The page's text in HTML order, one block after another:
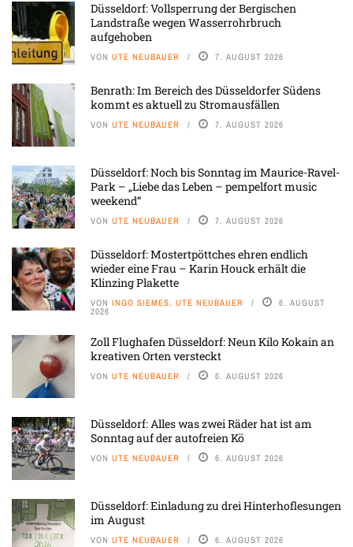
Düsseldorf: Vollsperrung der Bergischen
Landstraße wegen Wasserrohrbruch
aufgehoben
VON UTE NEUBAUER 7. AUGUST 2026
Benrath: Im Bereich des Düsseldorfer Südens
kommt es aktuell zu Stromausfällen
VON UTE NEUBAUER 7. AUGUST 2026
Düsseldorf: Noch bis Sonntag im Maurice-Ravel-
Park – „Liebe das Leben – pempelfort music
weekend“
VON UTE NEUBAUER 7. AUGUST 2026
Düsseldorf: Mostertpöttches ehren endlich
wieder eine Frau – Karin Houck erhält die
Klinzing Plakette
VON INGO SIEMES, UTE NEUBAUER 6. AUGUST
2026
Zoll Flughafen Düsseldorf: Neun Kilo Kokain an
kreativen Orten versteckt
VON UTE NEUBAUER 6. AUGUST 2026
Düsseldorf: Alles was zwei Räder hat ist am
Sonntag auf der autofreien Kö
VON UTE NEUBAUER 6. AUGUST 2026
Düsseldorf: Einladung zu drei Hinterhoflesungen
im August
VON UTE NEUBAUER 6. AUGUST 2026